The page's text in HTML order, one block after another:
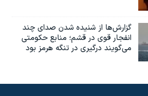
گزارش‌ها از شنیده شدن صدای چند
انفجار قوی در قشم؛ منابع حکومتی
می‌گویند درگیری در تنگه هرمز بود